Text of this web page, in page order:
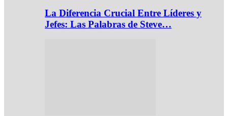
La Diferencia Crucial Entre Líderes y
Jefes: Las Palabras de Steve…